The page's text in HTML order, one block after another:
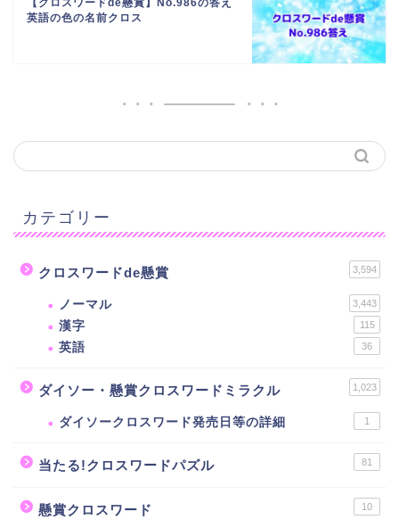
【クロスワードde懸賞】No.986の答え
英語の色の名前クロス
カテゴリー
クロスワードde懸賞 3,594
ノーマル 3,443
漢字 115
英語 36
ダイソー・懸賞クロスワードミラクル 1,023
ダイソークロスワード発売日等の詳細 1
当たる!クロスワードパズル 81
懸賞クロスワード 10